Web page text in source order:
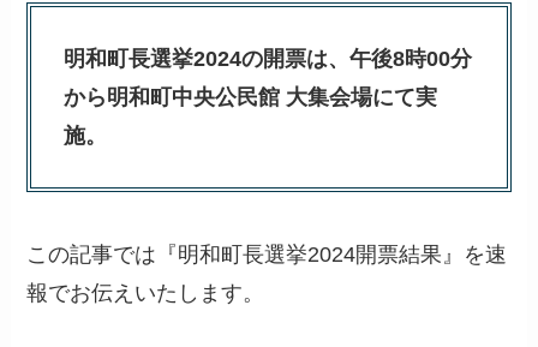
明和町長選挙2024の開票は、午後8時00分
から明和町中央公民館 大集会場にて実
施。
この記事では『明和町長選挙2024開票結果』を速
報でお伝えいたします。